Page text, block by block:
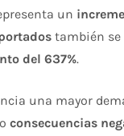
un
también
del 637%.
una mayor
consecuencias